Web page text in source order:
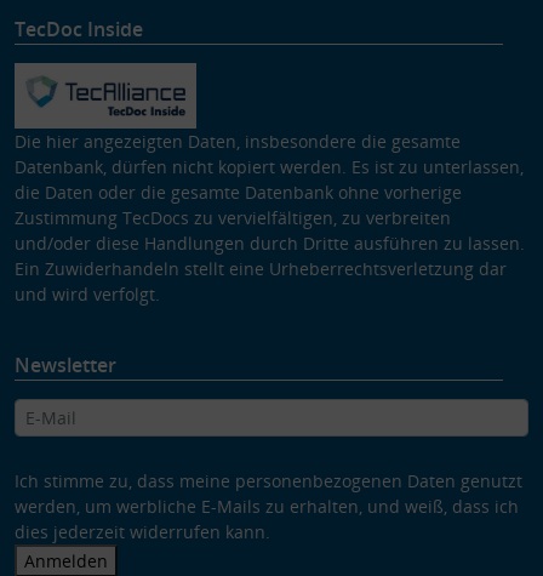
TecDoc Inside
Die hier angezeigten Daten, insbesondere die gesamte
Datenbank, dürfen nicht kopiert werden. Es ist zu unterlassen,
die Daten oder die gesamte Datenbank ohne vorherige
Zustimmung TecDocs zu vervielfältigen, zu verbreiten
und/oder diese Handlungen durch Dritte ausführen zu lassen.
Ein Zuwiderhandeln stellt eine Urheberrechtsverletzung dar
und wird verfolgt.
Newsletter
Ich stimme zu, dass meine personenbezogenen Daten genutzt
werden, um werbliche E-Mails zu erhalten, und weiß, dass ich
dies jederzeit widerrufen kann.
Anmelden